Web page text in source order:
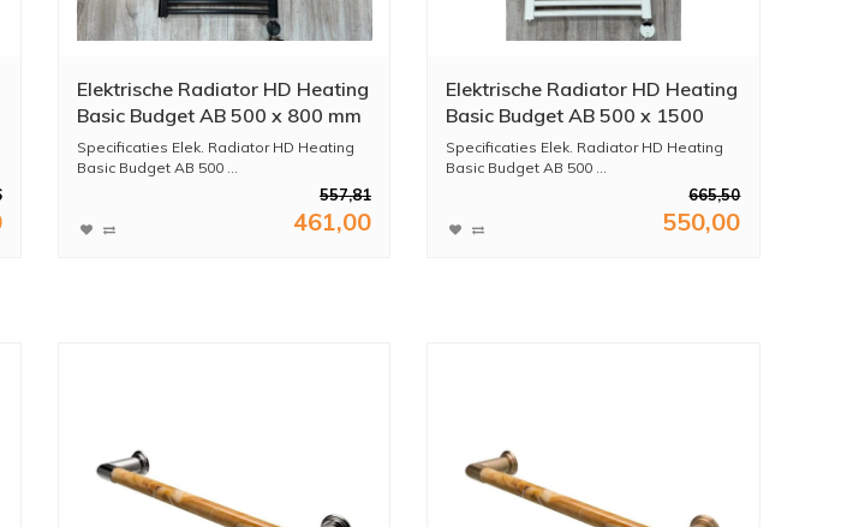
Elektrische Radiator HD Heating
Basic Budget AB 500 x 800 mm
600 Watt Mat Zwart
Specificaties Elek. Radiator HD Heating
Basic Budget AB 500 ...
557,81
461,00
Elektrische Radiator HD Heating
Basic Budget AB 500 x 1500
mm 900 Watt Mat Wit
Specificaties Elek. Radiator HD Heating
Basic Budget AB 500 ...
665,50
550,00